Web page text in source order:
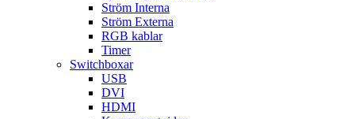
Ström Interna
Ström Externa
RGB kablar
Timer
Switchboxar
USB
DVI
HDMI